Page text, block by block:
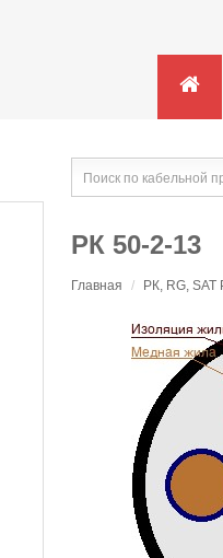
РК 50-2-13
Главная / РК, RG,